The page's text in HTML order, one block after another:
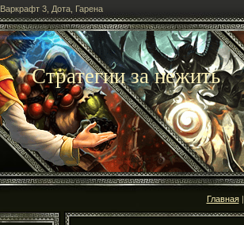
Варкрафт 3, Дота, Гарена
Стратегии за нежить
Главная